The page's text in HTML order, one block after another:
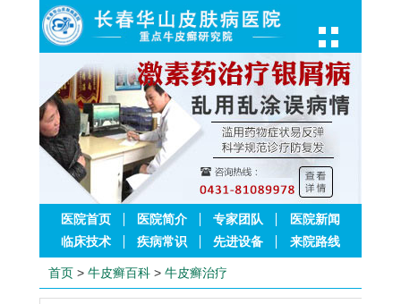
医院首页 医院简介 专家团队
医院新闻
临床技术
疾病常识 先进设备 来院路线
首页 > 牛皮癣百科 > 牛皮癣治疗